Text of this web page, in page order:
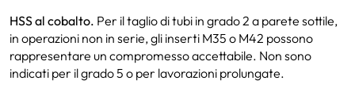
HSS al cobalto. Per il taglio di tubi in grado 2 a parete sottile,
in operazioni non in serie, gli inserti M35 o M42 possono
rappresentare un compromesso accettabile. Non sono
indicati per il grado 5 o per lavorazioni prolungate.